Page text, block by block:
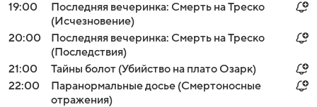
19:00
Последняя вечеринка: Смерть на Треско
(Исчезновение)
20:00
Последняя вечеринка: Смерть на Треско
(Последствия)
21:00
Тайны болот (Убийство на плато Озарк)
22:00
Паранормальные досье (Смертоносные
отражения)